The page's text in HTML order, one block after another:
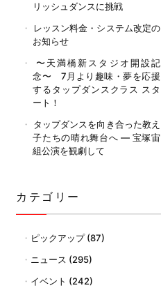
リッシュダンスに挑戦
レッスン料金・システム改定の
お知らせ
〜天満橋新スタジオ開設記
念〜 7月より趣味・夢を応援
するタップダンスクラス スタ
ート！
タップダンスを向き合った教え
子たちの晴れ舞台へ ― 宝塚宙
組公演を観劇して
カテゴリー
ピックアップ(87)
ニュース (295)
イベント (242)